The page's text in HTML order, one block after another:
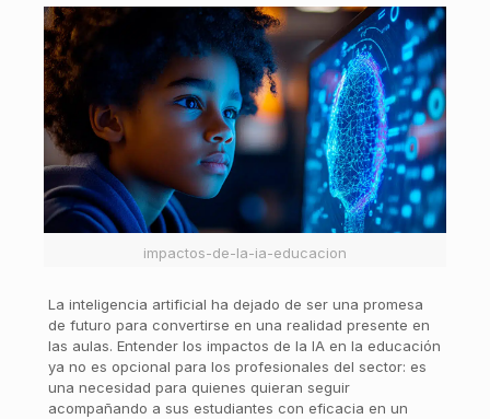
impactos-de-la-ia-educacion
La inteligencia artificial ha dejado de ser una promesa
de futuro para convertirse en una realidad presente en
las aulas. Entender los impactos de la IA en la educación
ya no es opcional para los profesionales del sector: es
una necesidad para quienes quieran seguir
acompañando a sus estudiantes con eficacia en un